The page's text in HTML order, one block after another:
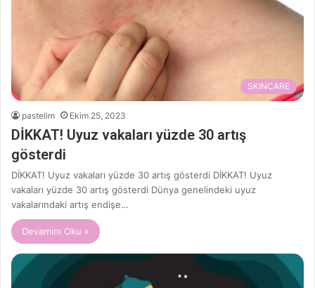
SKINCARE
pastelim Ekim 25, 2023
DİKKAT! Uyuz vakaları yüzde 30 artış
gösterdi
DİKKAT! Uyuz vakaları yüzde 30 artış gösterdi DİKKAT! Uyuz
vakaları yüzde 30 artış gösterdi Dünya genelindeki uyuz
vakalarındaki artış endişe…
Devamını Oku »